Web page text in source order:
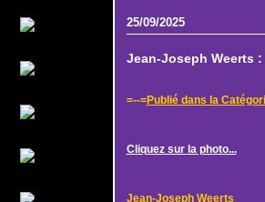
25/09/2025
Jean-Joseph Weerts :
=--=Publié dans la
Cliquez sur la photo...
Jean-Joseph Weerts